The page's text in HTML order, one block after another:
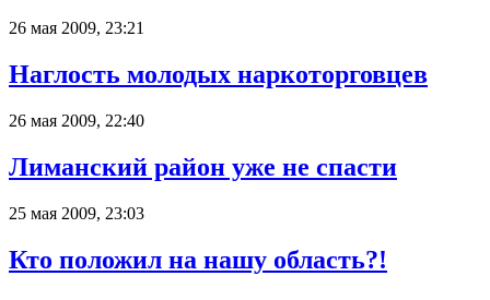
26 мая 2009, 23:21
Наглость молодых наркоторговцев
26 мая 2009, 22:40
Лиманский район уже не спасти
25 мая 2009, 23:03
Кто положил на нашу область?!